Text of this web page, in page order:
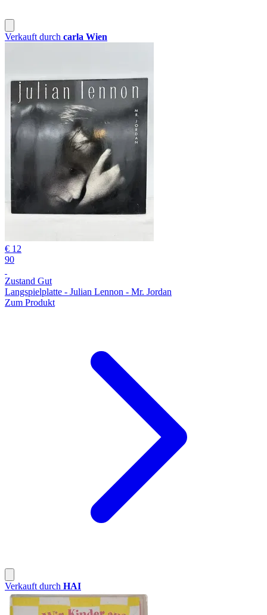
Verkauft durch carla Wien
€ 12
90
Zustand Gut
Langspielplatte - Julian Lennon - Mr. Jordan
Zum Produkt
Verkauft durch HAI